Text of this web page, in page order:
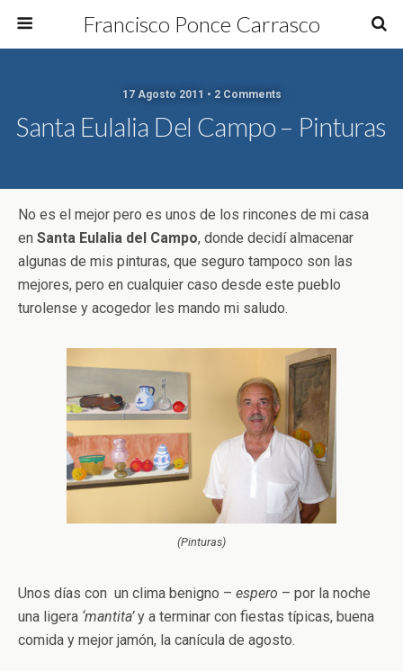
Francisco Ponce Carrasco
17 Agosto 2011 • 2 Comments
Santa Eulalia Del Campo – Pinturas
No es el mejor pero es unos de los rincones de mi casa
en Santa Eulalia del Campo, donde decidí almacenar
algunas de mis pinturas, que seguro tampoco son las
mejores, pero en cualquier caso desde este pueblo
turolense y acogedor les mando mi saludo.
(Pinturas)
Unos días con un clima benigno – espero – por la noche
una ligera ‘mantita’y a terminar con fiestas típicas, buena
comida y mejor jamón, la canícula de agosto.